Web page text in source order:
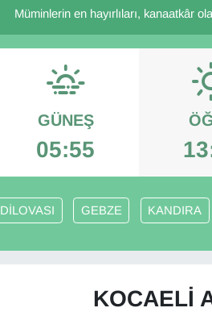
Müminlerin en hayırlıları, kanaatkâr
GÜNEŞ
05:55
DİLOVASI GEBZE KANDIRA
KOCAELİ